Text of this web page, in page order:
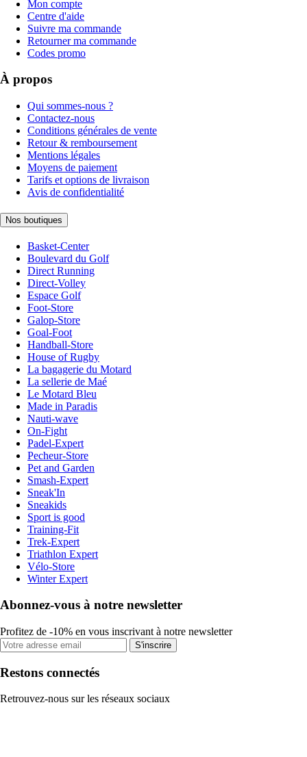
Mon compte
Centre d'aide
Suivre ma commande
Retourner ma commande
Codes promo
À propos
Qui sommes-nous ?
Contactez-nous
Conditions générales de vente
Retour & remboursement
Mentions légales
Moyens de paiement
Tarifs et options de livraison
Avis de confidentialité
Nos boutiques
Basket-Center
Boulevard du Golf
Direct Running
Direct-Volley
Espace Golf
Foot-Store
Galop-Store
Goal-Foot
Handball-Store
House of Rugby
La bagagerie du Motard
La sellerie de Maé
Le Motard Bleu
Made in Paradis
Nauti-wave
On-Fight
Padel-Expert
Pecheur-Store
Pet and Garden
Smash-Expert
Sneak'In
Sneakids
Sport is good
Training-Fit
Trek-Expert
Triathlon Expert
Vélo-Store
Winter Expert
Abonnez-vous à notre newsletter
Profitez de -10% en vous inscrivant à notre newsletter
S'inscrire
Restons connectés
Retrouvez-nous sur les réseaux sociaux